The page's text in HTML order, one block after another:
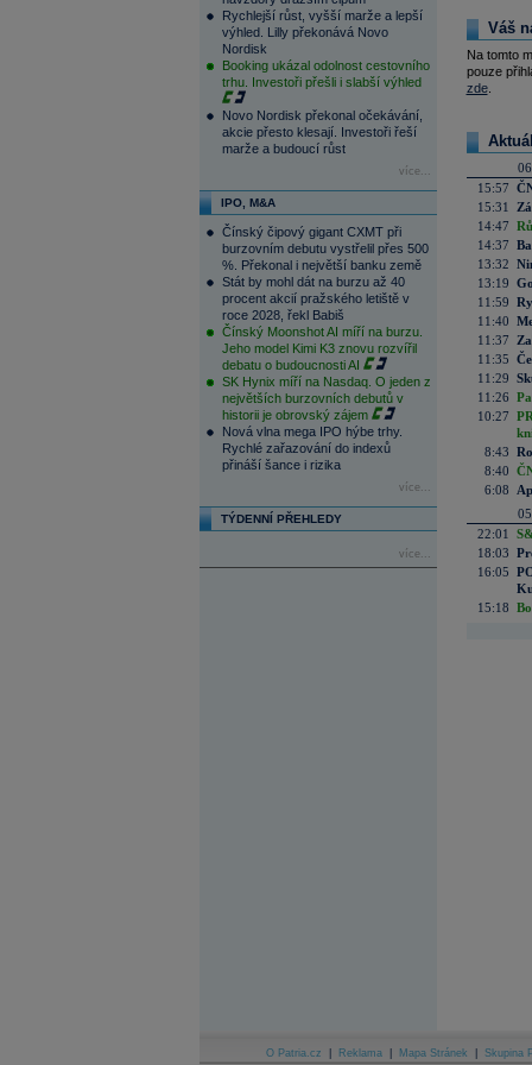
Rychlejší růst, vyšší marže a lepší
výhled. Lilly překonává Novo
Nordisk
Booking ukázal odolnost cestovního
trhu. Investoři přešli i slabší výhled
Novo Nordisk překonal očekávání,
akcie přesto klesají. Investoři řeší
marže a budoucí růst
více...
IPO, M&A
Čínský čipový gigant CXMT při
burzovním debutu vystřelil přes 500
%. Překonal i největší banku země
Stát by mohl dát na burzu až 40
procent akcií pražského letiště v
roce 2028, řekl Babiš
Čínský Moonshot AI míří na burzu.
Jeho model Kimi K3 znovu rozvířil
debatu o budoucnosti AI
SK Hynix míří na Nasdaq. O jeden z
největších burzovních debutů v
historii je obrovský zájem
Nová vlna mega IPO hýbe trhy.
Rychlé zařazování do indexů
přináší šance i rizika
více...
TÝDENNÍ PŘEHLEDY
více...
Váš
Na tomto
pouze
zde.
15:57
15:31
14:47
14:37
13:32
13:19
11:59
11:40
11:37
11:35
11:29
11:26
10:27
8:43
8:40
6:08
22:01
18:03
16:05
15:18
O Patria.cz Reklama Mapa Stránek Skupina